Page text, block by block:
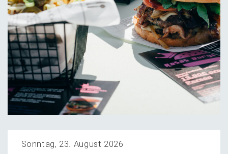
Sonntag, 23. August 2026